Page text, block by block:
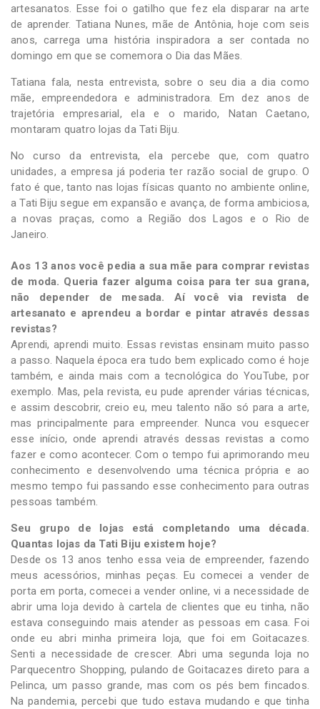
artesanatos. Esse foi o gatilho que fez ela disparar na arte
de aprender. Tatiana Nunes, mãe de Antônia, hoje com seis
anos, carrega uma história inspiradora a ser contada no
domingo em que se comemora o Dia das Mães.
Tatiana fala, nesta entrevista, sobre o seu dia a dia como
mãe, empreendedora e administradora. Em dez anos de
trajetória empresarial, ela e o marido, Natan Caetano,
montaram quatro lojas da Tati Biju.
No curso da entrevista, ela percebe que, com quatro
unidades, a empresa já poderia ter razão social de grupo. O
fato é que, tanto nas lojas físicas quanto no ambiente online,
a Tati Biju segue em expansão e avança, de forma ambiciosa,
a novas praças, como a Região dos Lagos e o Rio de
Janeiro.
Aos 13 anos você pedia a sua mãe para comprar revistas
de moda. Queria fazer alguma coisa para ter sua grana,
não depender de mesada. Aí você via revista de
artesanato e aprendeu a bordar e pintar através dessas
revistas?
Aprendi, aprendi muito. Essas revistas ensinam muito passo
a passo. Naquela época era tudo bem explicado como é hoje
também, e ainda mais com a tecnológica do YouTube, por
exemplo. Mas, pela revista, eu pude aprender várias técnicas,
e assim descobrir, creio eu, meu talento não só para a arte,
mas principalmente para empreender. Nunca vou esquecer
esse início, onde aprendi através dessas revistas a como
fazer e como acontecer. Com o tempo fui aprimorando meu
conhecimento e desenvolvendo uma técnica própria e ao
mesmo tempo fui passando esse conhecimento para outras
pessoas também.
Seu grupo de lojas está completando uma década.
Quantas lojas da Tati Biju existem hoje?
Desde os 13 anos tenho essa veia de empreender, fazendo
meus acessórios, minhas peças. Eu comecei a vender de
porta em porta, comecei a vender online, vi a necessidade de
abrir uma loja devido à cartela de clientes que eu tinha, não
estava conseguindo mais atender as pessoas em casa. Foi
onde eu abri minha primeira loja, que foi em Goitacazes.
Senti a necessidade de crescer. Abri uma segunda loja no
Parquecentro Shopping, pulando de Goitacazes direto para a
Pelinca, um passo grande, mas com os pés bem fincados.
Na pandemia, percebi que tudo estava mudando e que tinha